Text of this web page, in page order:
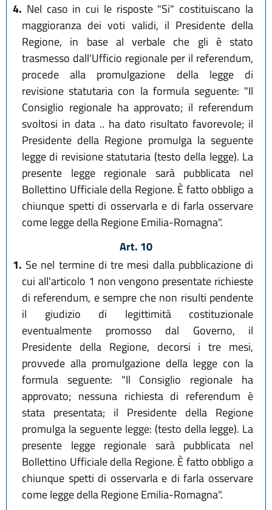
4. Nel caso in cui le risposte "Si" costituiscano la
maggioranza dei voti validi, il Presidente della
Regione, in base al verbale che gli è stato
trasmesso dall'Ufficio regionale per il referendum,
procede alla promulgazione della legge di
revisione statutaria con la formula seguente: "Il
Consiglio regionale ha approvato; il referendum
svoltosi in data .. ha dato risultato favorevole; il
Presidente della Regione promulga la seguente
legge di revisione statutaria (testo della legge). La
presente legge regionale sarà pubblicata nel
Bollettino Ufficiale della Regione. È fatto obbligo a
chiunque spetti di osservarla e di farla osservare
come legge della Regione Emilia-Romagna".
Art. 10
1. Se nel termine di tre mesi dalla pubblicazione di
cui all'articolo 1 non vengono presentate richieste
di referendum, e sempre che non risulti pendente
il giudizio di legittimità costituzionale
eventualmente promosso dal Governo, il
Presidente della Regione, decorsi i tre mesi,
provvede alla promulgazione della legge con la
formula seguente: "Il Consiglio regionale ha
approvato; nessuna richiesta di referendum è
stata presentata; il Presidente della Regione
promulga la seguente legge: (testo della legge). La
presente legge regionale sarà pubblicata nel
Bollettino Ufficiale della Regione. È fatto obbligo a
chiunque spetti di osservarla e di farla osservare
come legge della Regione Emilia-Romagna".